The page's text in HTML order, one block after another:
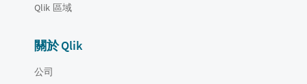
Qlik 區域
關於 Qlik
公司